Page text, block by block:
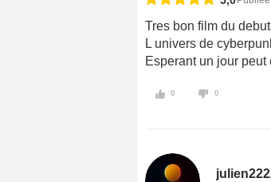
Tres bon film du
L univers de
Esperant un jour
0 0